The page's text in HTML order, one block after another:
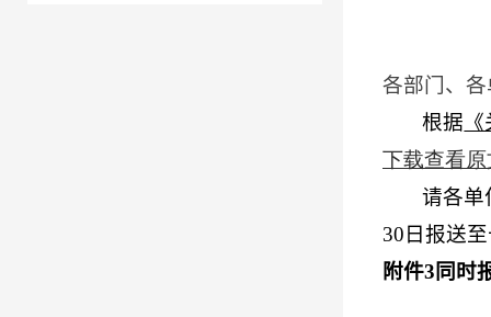
各部门、
根据
下载查看
请各单
30日报送
附件3同时